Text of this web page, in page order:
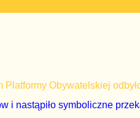
Platformy Obywatelskiej
i nastąpiło symboliczne